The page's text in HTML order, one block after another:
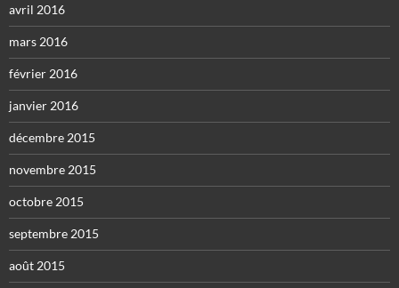
avril 2016
mars 2016
février 2016
janvier 2016
décembre 2015
novembre 2015
octobre 2015
septembre 2015
août 2015